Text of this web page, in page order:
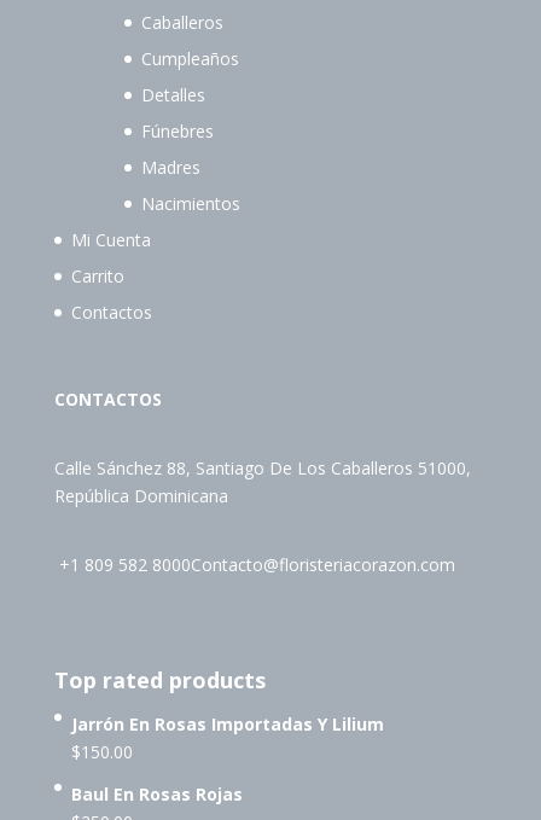
Caballeros
Cumpleaños
Detalles
Fúnebres
Madres
Nacimientos
Mi Cuenta
Carrito
Contactos
CONTACTOS
Calle Sánchez 88, Santiago De Los Caballeros 51000,
República Dominicana
+1 809 582 8000Contacto@floristeriacorazon.com
Top rated products
Jarrón En Rosas Importadas Y Lilium
$150.00
Baul En Rosas Rojas